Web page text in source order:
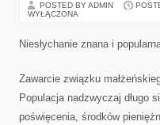
POSTED BY ADMIN
WYŁĄCZONA
Niesłychanie znana i
Zawarcie związku
Populacja nadzwyczaj długo
poświęcenia, środków